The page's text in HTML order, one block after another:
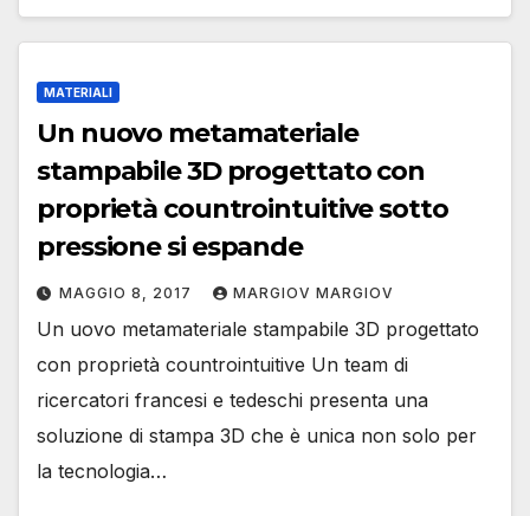
MATERIALI
Un nuovo metamateriale
stampabile 3D progettato con
proprietà countrointuitive sotto
pressione si espande
MAGGIO 8, 2017 MARGIOV MARGIOV
Un uovo metamateriale stampabile 3D progettato
con proprietà countrointuitive Un team di
ricercatori francesi e tedeschi presenta una
soluzione di stampa 3D che è unica non solo per
la tecnologia…